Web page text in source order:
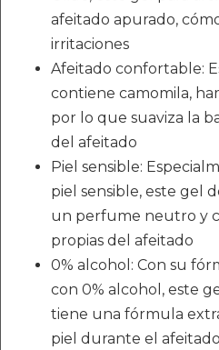
afeitado apurado,
irritaciones
Afeitado confortable:
contiene camomila,
por lo que suaviza la
del afeitado
Piel sensible:
piel sensible, este gel
un perfume neutro y
propias del afeitado
0% alcohol: Con su
con 0% alcohol, este
tiene una fórmula
piel durante el afeitado